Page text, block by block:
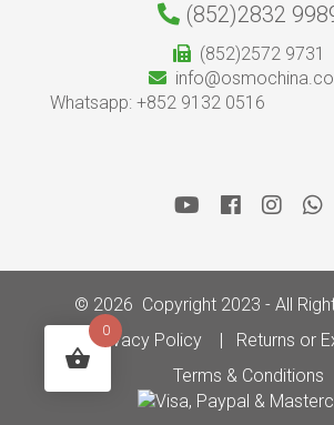
(852)2832
(852)2572 9731
Whatsapp: +852 9132 0516
© 2026 Copyright 2023 - All
Privacy Policy
Returns or
Terms & Conditions
0